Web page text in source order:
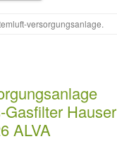
versorgungsanlage.
Hauser
ALVA